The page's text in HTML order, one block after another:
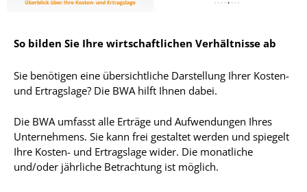
So bilden Sie Ihre wirtschaftlichen Verhältnisse ab
Sie benötigen eine übersichtliche Darstellung Ihrer Kosten-
und Ertragslage? Die BWA hilft Ihnen dabei.
Die BWA umfasst alle Erträge und Aufwendungen Ihres
Unternehmens. Sie kann frei gestaltet werden und spiegelt
Ihre Kosten- und Ertragslage wider. Die monatliche
und/oder jährliche Betrachtung ist möglich.